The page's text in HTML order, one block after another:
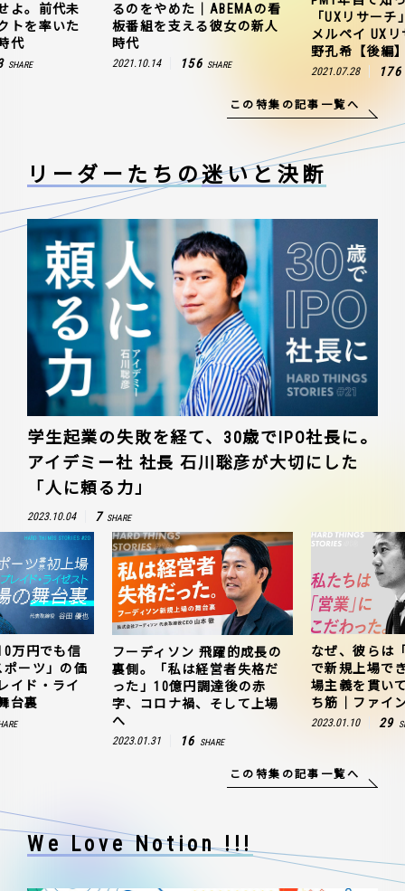
よ。前代未
トを率いた
代
SHARE
るのをやめた｜ABEMAの看
板番組を支える彼女の新人
時代
2021.10.14 156 SHARE
「UXリサー
メルペイ UX
野孔希【後編
2021.07.28 176
この特集の記事一覧へ
リーダーたちの迷いと決断
学生起業の失敗を経て、30歳でIPO社長に。
アイデミー社 社長 石川聡彦が大切にした
「人に頼る力」
2023.10.04 7 SHARE
万円でも信
ーツ」の価
イド・ライ
台裏
フーディソン 飛躍的成長の
裏側。「私は経営者失格だ
った」10億円調達後の赤
字、コロナ禍、そして上場
へ
2023.01.31 16 SHARE
なぜ、彼らは
で新規上場で
場主義を貫い
ち筋｜ファイ
2023.01.10 29
この特集の記事一覧へ
We Love Notion !!!